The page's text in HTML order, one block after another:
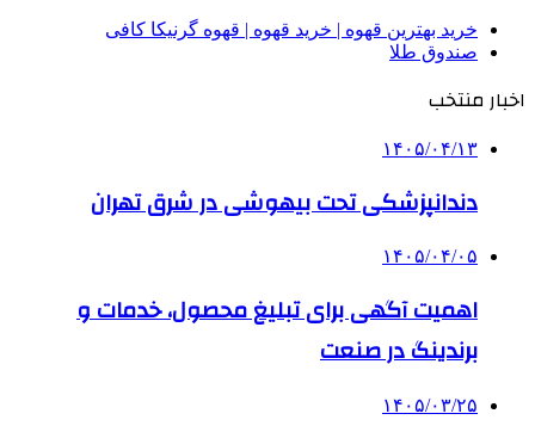
خرید بهترین قهوه | خرید قهوه | قهوه گرنیکا کافی
صندوق طلا
اخبار منتخب
۱۴۰۵/۰۴/۱۳
دندانپزشکی تحت بیهوشی در شرق تهران
۱۴۰۵/۰۴/۰۵
اهمیت آگهی برای تبلیغ محصول، خدمات و
برندینگ در صنعت
۱۴۰۵/۰۳/۲۵